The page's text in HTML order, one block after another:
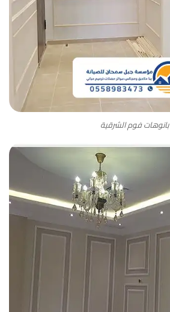
بانوهات فوم الشرقية